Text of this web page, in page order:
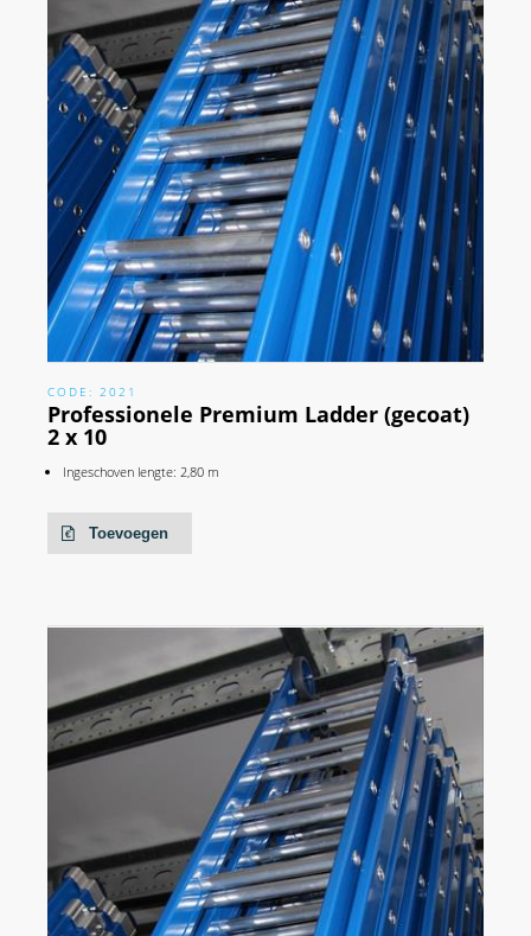
CODE: 2021
Professionele Premium Ladder (gecoat)
2 x 10
Ingeschoven lengte: 2,80 m
Toevoegen